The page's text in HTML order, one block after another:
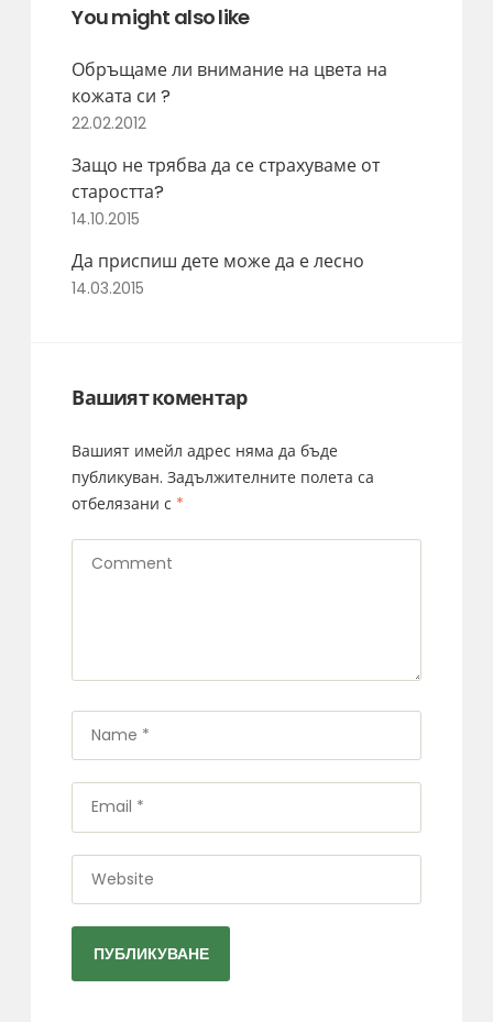
You might also like
Обръщаме ли внимание на цвета на
кожата си ?
22.02.2012
Защо не трябва да се страхуваме от
старостта?
14.10.2015
Да приспиш дете може да е лесно
14.03.2015
Вашият коментар
Вашият имейл адрес няма да бъде
публикуван. Задължителните полета са
отбелязани с *
Comment
Name
*
Email
*
Website